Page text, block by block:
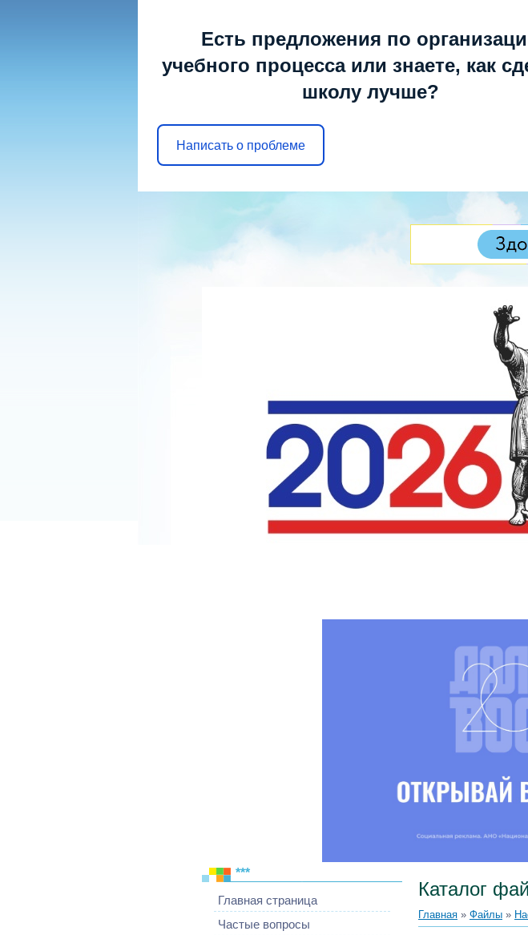
МОБУ ООШ № 6
г. Арсеньев
Есть предложения по
учебного процесса или знаете, как
школу лучше?
Написать о проблеме
***
Главная страница
Частые вопросы
Каталог
Главная » Файлы »